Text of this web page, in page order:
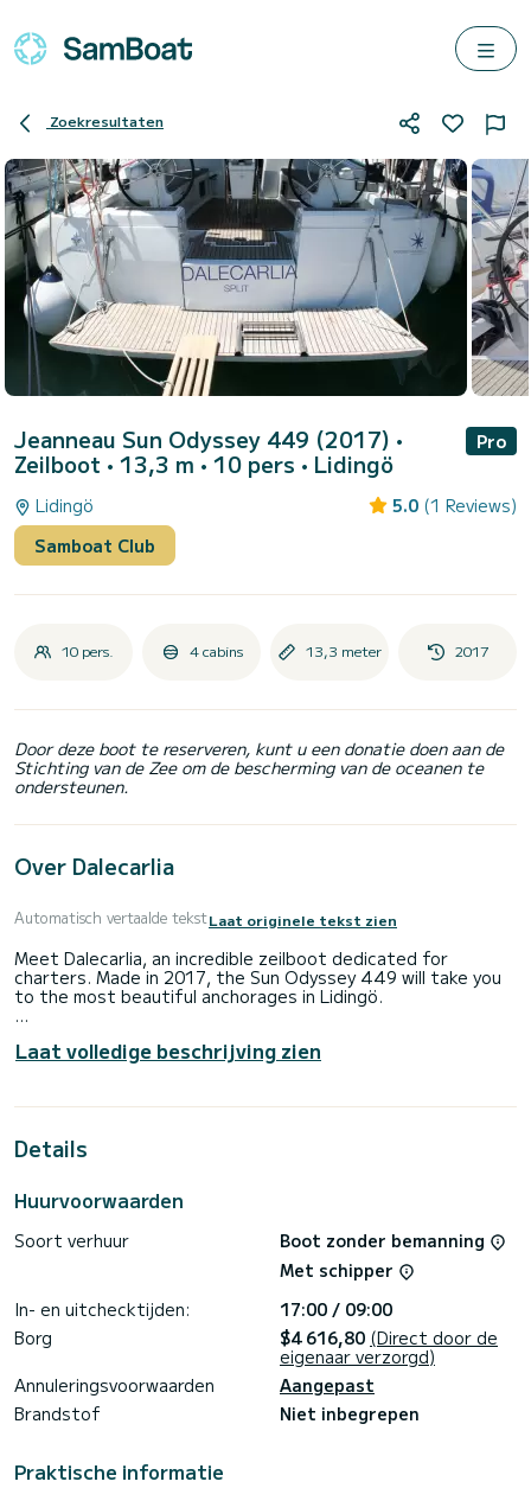
Zoekresultaten
Jeanneau Sun Odyssey 449 (2017) •
Zeilboot • 13,3 m • 10 pers • Lidingö
Pro
Lidingö 5.0 (1 Reviews)
Samboat Club
10 pers. 4 cabins 13,3 meter 2017
Door deze boot te reserveren, kunt u een donatie doen aan de
Stichting van de Zee om de bescherming van de oceanen te
ondersteunen.
Over Dalecarlia
Automatisch vertaalde tekstLaat originele tekst zien
Meet Dalecarlia, an incredible zeilboot dedicated for
charters. Made in 2017, the Sun Odyssey 449 will take you
to the most beautiful anchorages in Lidingö.
10 passengers. With a total length of 13 meters and 54
horsepower, it will be your best friend when spending
bereik, Boegschroef, Bluetooth connection, Buitendouche,
Elektrische lier.
If you have any questions about the boat or the charter
conditions, you can send a message via the Samboat
platform. A SamBoat advisor will answer your questions and
Laat volledige beschrijving zien
Details
Huurvoorwaarden
Soort verhuur
Boot zonder bemanning
Met schipper
In- en uitchecktijden:
17:00 / 09:00
Borg
$4 616,80 (Direct door de
eigenaar verzorgd)
Annuleringsvoorwaarden
Aangepast
Brandstof
Niet inbegrepen
Praktische informatie